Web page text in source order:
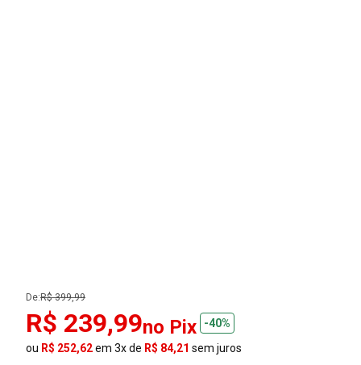
De:R$ 399,99
R$ 239,99no Pix
-40%
ou R$ 252,62em 3x de R$ 84,21 sem juros